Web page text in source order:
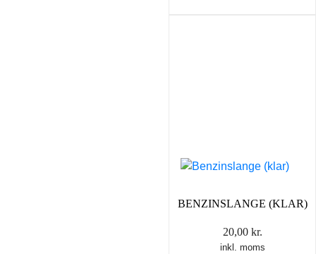
BENZINSLANGE (KLAR)
20,00 kr.
inkl. moms